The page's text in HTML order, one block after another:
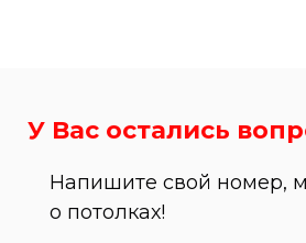
У Вас остались
Напишите свой номер,
о потолках!